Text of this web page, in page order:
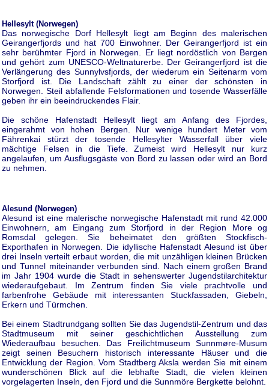
Hellesylt (Norwegen)
Das norwegische Dorf Hellesylt liegt am Beginn des malerischen
Geirangerfjords und hat 700 Einwohner. Der Geirangerfjord ist ein
sehr berühmter Fjord in Norwegen. Er liegt nordöstlich von Bergen
und gehört zum UNESCO-Weltnaturerbe. Der Geirangerfjord ist die
Verlängerung des Sunnylvsfjords, der wiederum ein Seitenarm vom
Storfjord ist. Die Landschaft zählt zu einer der schönsten in
Norwegen. Steil abfallende Felsformationen und tosende Wasserfälle
geben ihr ein beeindruckendes Flair.
Die schöne Hafenstadt Hellesylt liegt am Anfang des Fjordes,
eingerahmt von hohen Bergen. Nur wenige hundert Meter vom
Fährenkai stürzt der tosende Hellesylter Wasserfall über viele
mächtige Felsen in die Tiefe. Zumeist wird Hellesylt nur kurz
angelaufen, um Ausflugsgäste von Bord zu lassen oder wird an Bord
zu nehmen.
Alesund (Norwegen)
Alesund ist eine malerische norwegische Hafenstadt mit rund 42.000
Einwohnern, am Eingang zum Storfjord in der Region More og
Romsdal gelegen. Sie beheimatet den größten Stockfisch-
Exporthafen in Norwegen. Die idyllische Hafenstadt Alesund ist über
drei Inseln verteilt erbaut worden, die mit unzähligen kleinen Brücken
und Tunnel miteinander verbunden sind. Nach einem großen Brand
im Jahr 1904 wurde die Stadt in sehenswerter Jugendstilarchitektur
wiederaufgebaut. Im Zentrum finden Sie viele prachtvolle und
farbenfrohe Gebäude mit interessanten Stuckfassaden, Giebeln,
Erkern und Türmchen.
Bei einem Stadtrundgang sollten Sie das Jugendstil-Zentrum und das
Stadtmuseum mit seiner geschichtlichen Ausstellung zum
Wiederaufbau besuchen. Das Freilichtmuseum Sunnmøre-Musum
zeigt seinen Besuchern historisch interessante Häuser und die
Entwicklung der Region. Vom Stadtberg Aksla werden Sie mit einem
wunderschönen Blick auf die lebhafte Stadt, die vielen kleinen
vorgelagerten Inseln, den Fjord und die Sunnmöre Bergkette belohnt.